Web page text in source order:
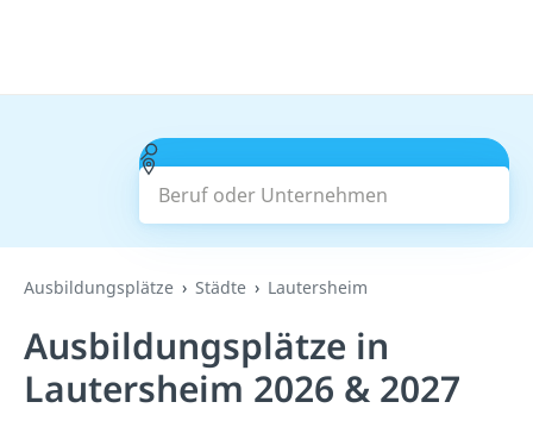
Beruf oder Unternehmen
Suchen
Ausbildungsplätze Städte Lautersheim
Ausbildungsplätze in
Lautersheim 2026 & 2027